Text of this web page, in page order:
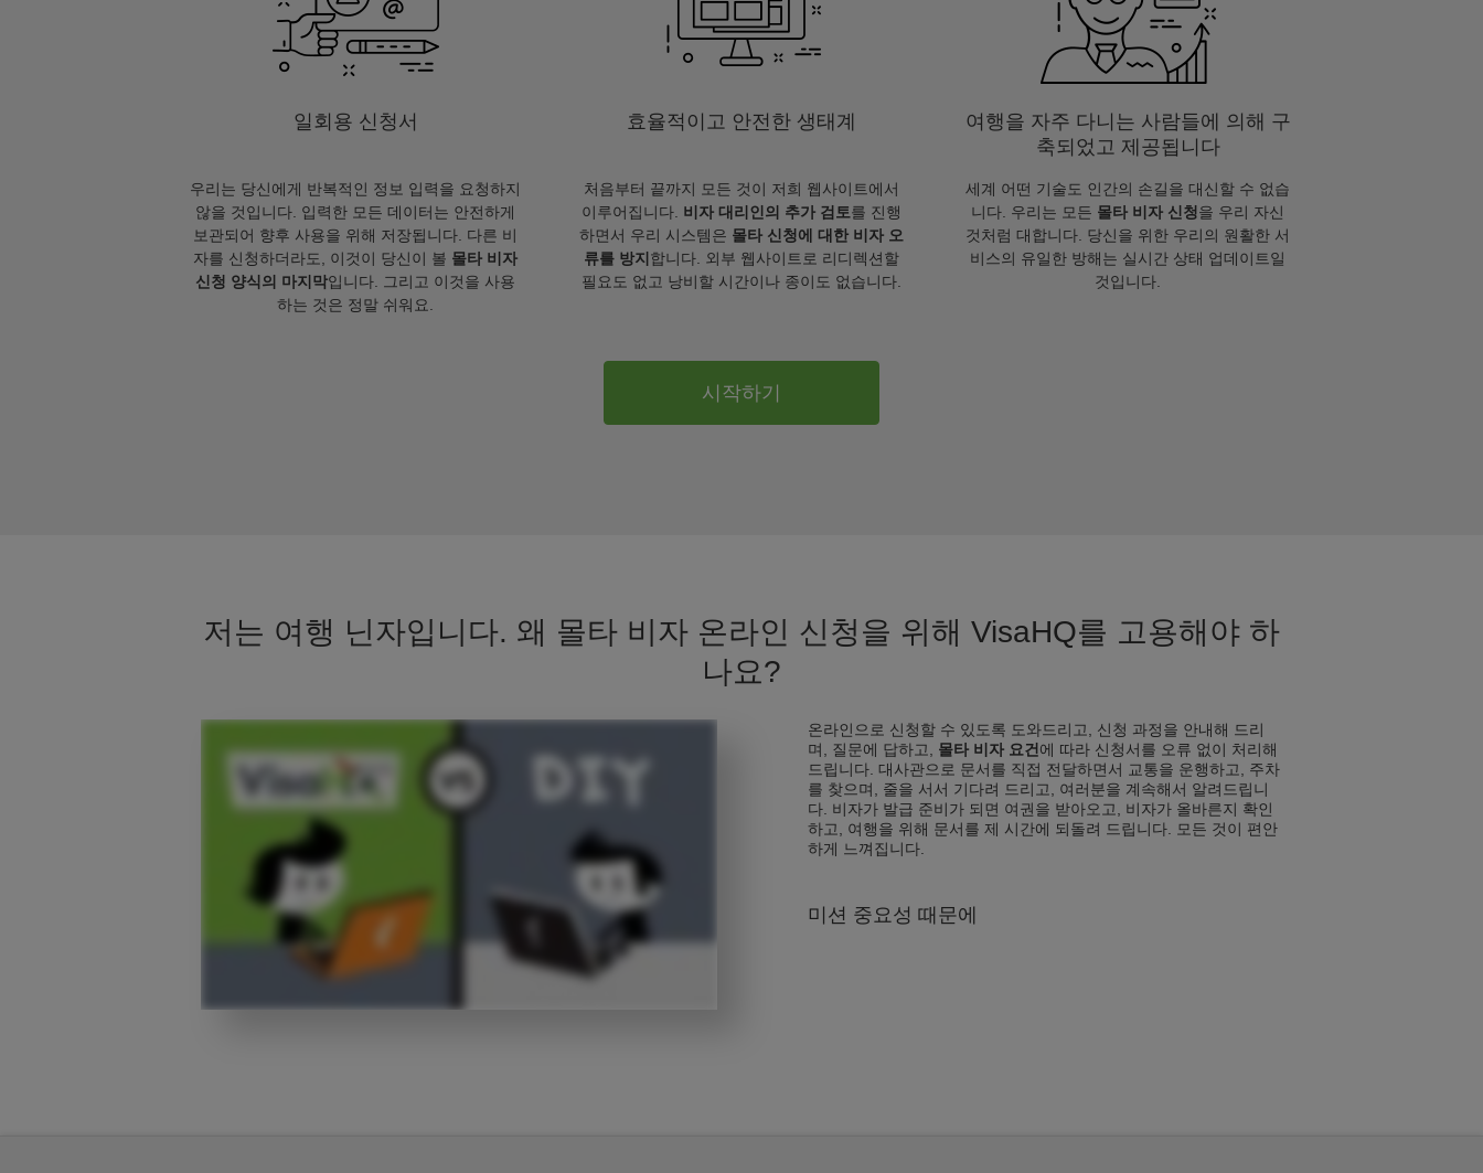
일회용 신청서
우리는 당신에게 반복적인 정보 입력을 요청하지
않을 것입니다. 입력한 모든 데이터는 안전하게
보관되어 향후 사용을 위해 저장됩니다. 다른 비
자를 신청하더라도, 이것이 당신이 볼 몰타 비자
신청 양식의 마지막입니다. 그리고 이것을 사용
하는 것은 정말 쉬워요.
효율적이고 안전한 생태계
처음부터 끝까지 모든 것이 저희 웹사이트에서
이루어집니다. 비자 대리인의 추가 검토를 진행
하면서 우리 시스템은 몰타 신청에 대한 비자 오
류를 방지 합니다. 외부 웹사이트로 리디렉션할
필요도 없고 낭비할 시간이나 종이도 없습니다.
여행을 자주 다니는 사람들에 의해 구
축되었고 제공됩니다
세계 어떤 기술도 인간의 손길을 대신할 수 없습
니다. 우리는 모든 몰타 비자 신청을 우리 자신
것처럼 대합니다. 당신을 위한 우리의 원활한 서
비스의 유일한 방해는 실시간 상태 업데이트일
것입니다.
시작하기
저는 여행 닌자입니다. 왜 몰타 비자 온라인 신청을 위해 VisaHQ를 고용해야 하
나요?
온라인으로 신청할 수 있도록 도와드리고, 신청 과정을 안내해 드리
며, 질문에 답하고, 몰타 비자 요건 에 따라 신청서를 오류 없이 처리해
드립니다. 대사관으로 문서를 직접 전달하면서 교통을 운행하고, 주차
를 찾으며, 줄을 서서 기다려 드리고, 여러분을 계속해서 알려드립니
다. 비자가 발급 준비가 되면 여권을 받아오고, 비자가 올바른지 확인
하고, 여행을 위해 문서를 제 시간에 되돌려 드립니다. 모든 것이 편안
하게 느껴집니다.
미션 중요성 때문에